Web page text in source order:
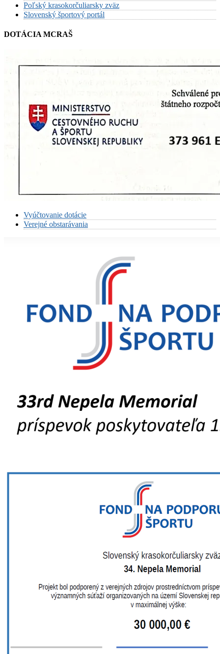
Poľský krasokorčuliarsky zväz
Slovenský športový portál
DOTÁCIA MCRAŠ
Vyúčtovanie dotácie
Verejné obstarávania